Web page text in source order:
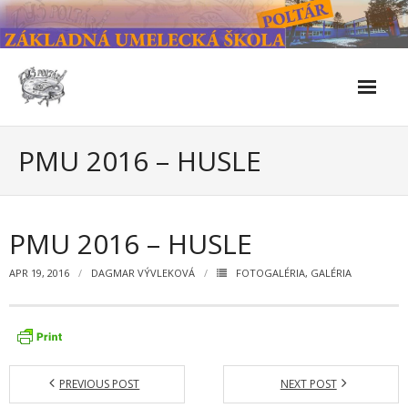
Skip
to
content
- História školy
- Naše úspechy od roku 2019 – do 2024
PMU 2016 – HUSLE
PMU 2016 – HUSLE
APR 19, 2016 DAGMAR VÝVLEKOVÁ FOTOGALÉRIA, GALÉRIA
PREVIOUS POST NEXT POST